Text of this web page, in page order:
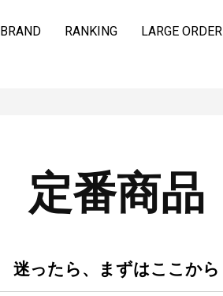
BRAND RANKING LARGE ORDER
定番商品
迷ったら、まずはここから